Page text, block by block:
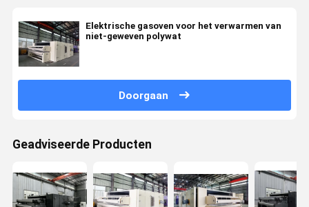
Elektrische gasoven voor het verwarmen van
niet-geweven polywat
Doorgaan
Geadviseerde Producten